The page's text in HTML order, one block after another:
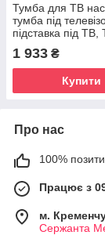
Тумба для ТВ
тумба під
підставка під ТВ,
1 933 ₴
Купити
Про нас
100%
Працює з
м.
Сержанта